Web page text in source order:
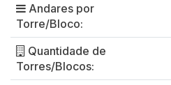
Andares por
Torre/Bloco:
Quantidade de
Torres/Blocos: